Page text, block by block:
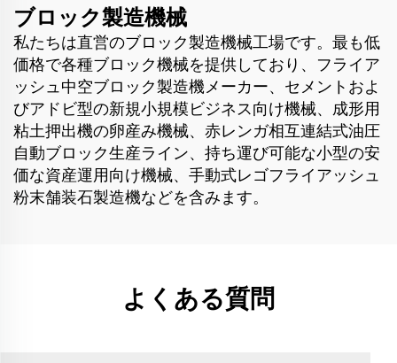
ブロック製造機械
私たちは直営のブロック製造機械工場です。最も低
価格で各種ブロック機械を提供しており、フライア
ッシュ中空ブロック製造機メーカー、セメントおよ
びアドビ型の新規小規模ビジネス向け機械、成形用
粘土押出機の卵産み機械、赤レンガ相互連結式油圧
自動ブロック生産ライン、持ち運び可能な小型の安
価な資産運用向け機械、手動式レゴフライアッシュ
粉末舗装石製造機などを含みます。
よくある質問